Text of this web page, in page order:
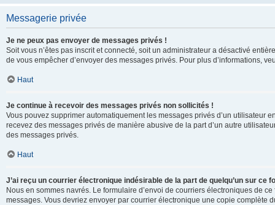
Messagerie privée
Je ne peux pas envoyer de messages privés !
Soit vous n’êtes pas inscrit et connecté, soit un administrateur a désactivé
de vous empêcher d’envoyer des messages privés. Pour plus d’informations,
Haut
Je continue à recevoir des messages privés non sollicités !
Vous pouvez supprimer automatiquement les messages privés d’un utilisateur
recevez des messages privés de manière abusive de la part d’un autre
des messages privés.
Haut
J’ai reçu un courrier électronique indésirable de la part de quelqu’un sur ce
Nous en sommes navrés. Le formulaire d’envoi de courriers électroniques de
messages. Vous devriez envoyer par courrier électronique une copie complète